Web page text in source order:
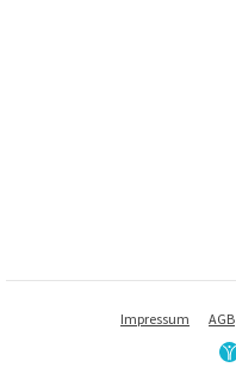
Impressum AGB